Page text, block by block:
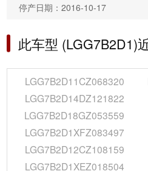
停产日期：2016-10-17
此车型 (LGG7B2D1)
LGG7B2D11CZ068320
LGG7B2D14DZ121822
LGG7B2D18GZ053559
LGG7B2D1XFZ083497
LGG7B2D12CZ108159
LGG7B2D1XEZ018504